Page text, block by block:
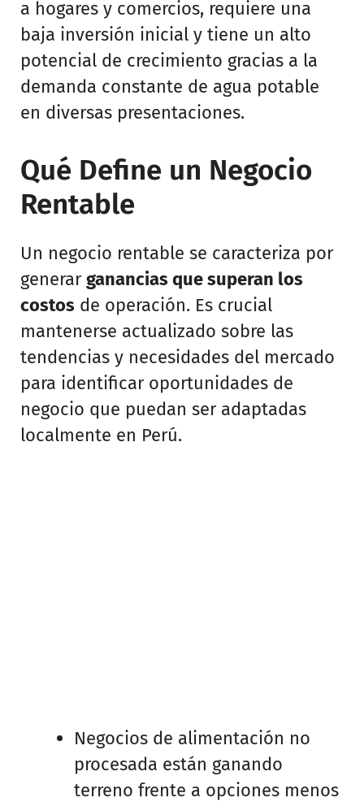
a hogares y comercios, requiere una
baja inversión inicial y tiene un alto
potencial de crecimiento gracias a la
demanda constante de agua potable
en diversas presentaciones.
Qué Define un Negocio
Rentable
Un negocio rentable se caracteriza por
generarganancias que superan los
costos de operación. Es crucial
mantenerse actualizado sobre las
tendencias y necesidades del mercado
para identificar oportunidades de
negocio que puedan ser adaptadas
localmente en Perú.
Negocios de alimentación no
procesada están ganando
terreno frente a opciones menos